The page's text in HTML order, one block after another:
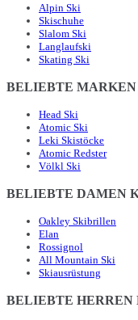
Alpin Ski
Skischuhe
Slalom Ski
Langlaufski
Skating Ski
BELIEBTE MARKEN
Head Ski
Atomic Ski
Leki Skistöcke
Atomic Redster
Völkl Ski
BELIEBTE DAMEN
Oakley Skibrillen
Elan
Rossignol
All Mountain Ski
Skiausrüstung
BELIEBTE HERREN